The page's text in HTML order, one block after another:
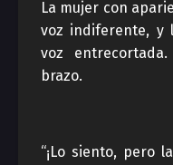
La mujer con
voz indiferente, y
voz
brazo.
“¡Lo siento, pero